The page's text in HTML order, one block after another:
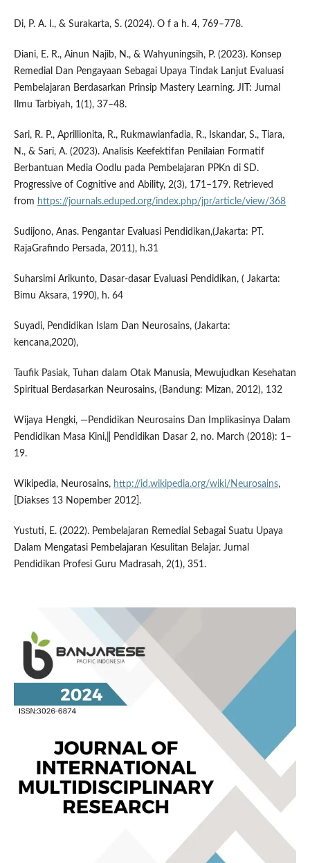
Di, P. A. I., & Surakarta, S. (2024). O f a h. 4, 769–778.
Diani, E. R., Ainun Najib, N., & Wahyuningsih, P. (2023). Konsep
Remedial Dan Pengayaan Sebagai Upaya Tindak Lanjut Evaluasi
Pembelajaran Berdasarkan Prinsip Mastery Learning. JIT: Jurnal
Ilmu Tarbiyah, 1(1), 37–48.
Sari, R. P., Aprillionita, R., Rukmawianfadia, R., Iskandar, S., Tiara,
N., & Sari, A. (2023). Analisis Keefektifan Penilaian Formatif
Berbantuan Media Oodlu pada Pembelajaran PPKn di SD.
Progressive of Cognitive and Ability, 2(3), 171–179. Retrieved
from https://journals.eduped.org/index.php/jpr/article/view/368
Sudijono, Anas. Pengantar Evaluasi Pendidikan,(Jakarta: PT.
RajaGrafindo Persada, 2011), h.31
Suharsimi Arikunto, Dasar-dasar Evaluasi Pendidikan, ( Jakarta:
Bimu Aksara, 1990), h. 64
Suyadi, Pendidikan Islam Dan Neurosains, (Jakarta:
kencana,2020),
Taufik Pasiak, Tuhan dalam Otak Manusia, Mewujudkan Kesehatan
Spiritual Berdasarkan Neurosains, (Bandung: Mizan, 2012), 132
Wijaya Hengki, ―Pendidikan Neurosains Dan Implikasinya Dalam
Pendidikan Masa Kini,‖ Pendidikan Dasar 2, no. March (2018): 1–
19.
Wikipedia, Neurosains, http://id.wikipedia.org/wiki/Neurosains,
[Diakses 13 Nopember 2012].
Yustuti, E. (2022). Pembelajaran Remedial Sebagai Suatu Upaya
Dalam Mengatasi Pembelajaran Kesulitan Belajar. Jurnal
Pendidikan Profesi Guru Madrasah, 2(1), 351.